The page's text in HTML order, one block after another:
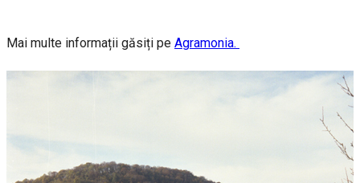
Mai multe informații găsiți pe Agramonia.